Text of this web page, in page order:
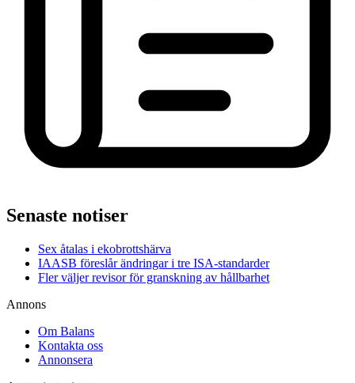
Senaste notiser
Sex åtalas i ekobrottshärva
IAASB föreslår ändringar i tre ISA-standarder
Fler väljer revisor för granskning av hållbarhet
Annons
Om Balans
Kontakta oss
Annonsera